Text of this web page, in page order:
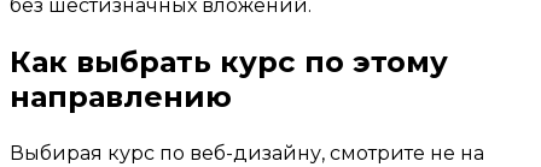
без шестизначных вложений.
Как выбрать курс по этому
направлению
Выбирая курс по веб-дизайну, смотрите не на